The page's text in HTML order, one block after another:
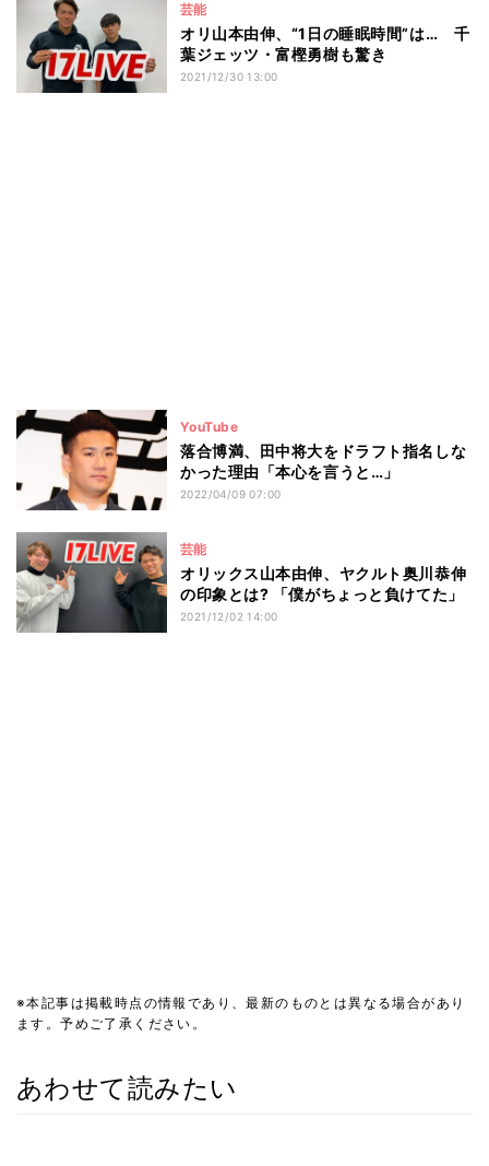
芸能
オリ山本由伸、“1日の睡眠時間”は… 千
葉ジェッツ・富樫勇樹も驚き
2021/12/30 13:00
YouTube
落合博満、田中将大をドラフト指名しな
かった理由「本心を言うと…」
2022/04/09 07:00
芸能
オリックス山本由伸、ヤクルト奥川恭伸
の印象とは? 「僕がちょっと負けてた」
2021/12/02 14:00
※本記事は掲載時点の情報であり、最新のものとは異なる場合があり
ます。予めご了承ください。
あわせて読みたい